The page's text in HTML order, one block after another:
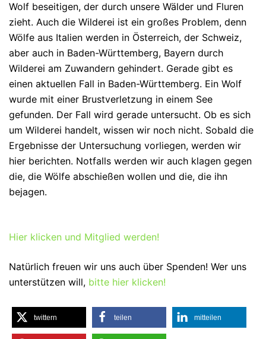
Wolf beseitigen, der durch unsere Wälder und Fluren
zieht. Auch die Wilderei ist ein großes Problem, denn
Wölfe aus Italien werden in Österreich, der Schweiz,
aber auch in Baden-Württemberg, Bayern durch
Wilderei am Zuwandern gehindert. Gerade gibt es
einen aktuellen Fall in Baden-Württemberg. Ein Wolf
wurde mit einer Brustverletzung in einem See
gefunden. Der Fall wird gerade untersucht. Ob es sich
um Wilderei handelt, wissen wir noch nicht. Sobald die
Ergebnisse der Untersuchung vorliegen, werden wir
hier berichten. Notfalls werden wir auch klagen gegen
die, die Wölfe abschießen wollen und die, die ihn
bejagen.
Hier klicken und Mitglied werden!
Natürlich freuen wir uns auch über Spenden! Wer uns
unterstützen will, bitte hier klicken!
twittern teilen mitteilen